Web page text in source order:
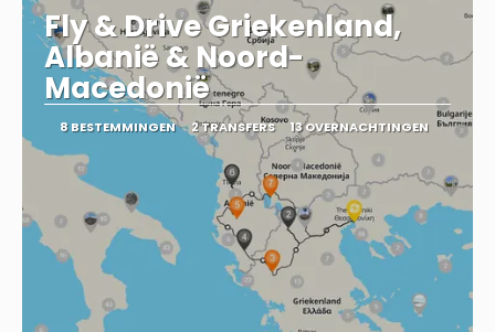
Fly & Drive Griekenland,
Albanië & Noord-
Macedonië
8 BESTEMMINGEN 2 TRANSFERS 13 OVERNACHTINGEN